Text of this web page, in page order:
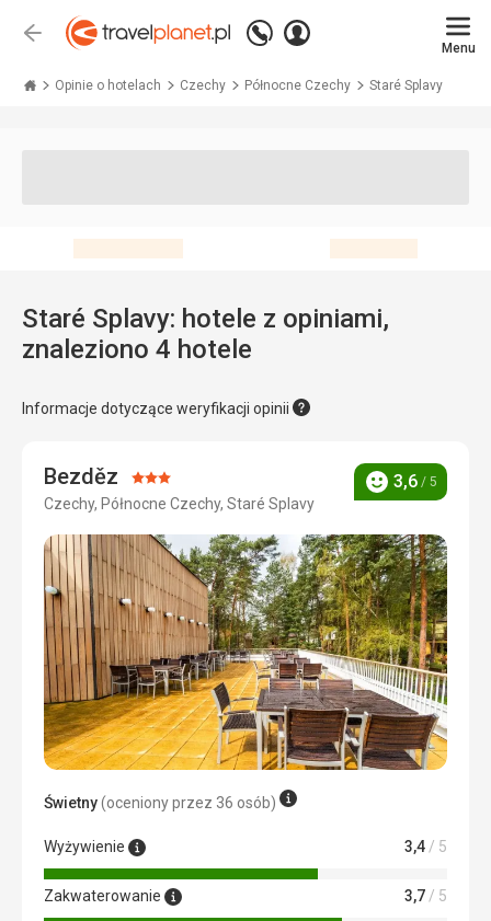
Wstecz
Zadzwoń
+48 71 771 76 55
Zaloguj
Menu
Opinie o hotelach Czechy Północne Czechy Staré Splavy
Staré Splavy: hotele z opiniami,
znaleziono 4 hotele
Informacje dotyczące weryfikacji opinii
Bezděz Ocena:
3/5
Czechy, Północne Czechy, Staré Splavy
Ocena
3,6 / 5
Świetny(oceniony przez 36 osób)
Wyżywienie 3,4 / 5
Zakwaterowanie 3,7 / 5